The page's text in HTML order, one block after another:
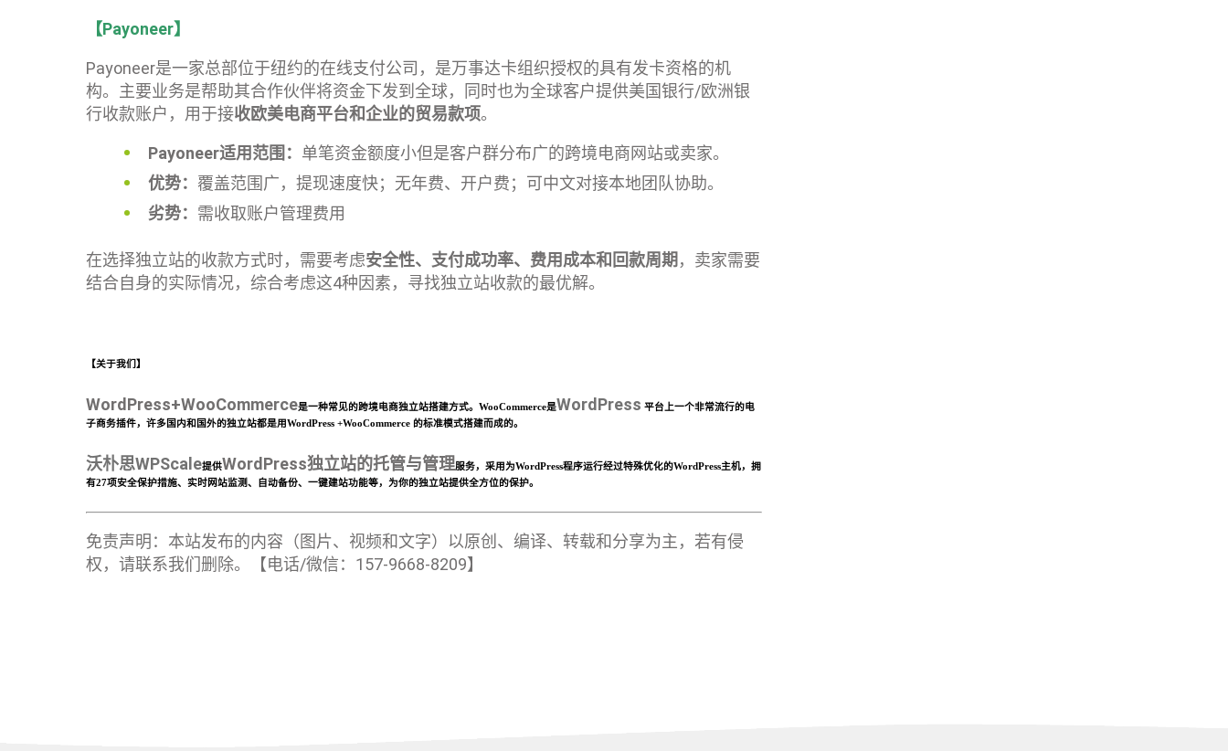
【Payoneer】
Payoneer是一家总部位于纽约的在线支付公司，是万事达卡组织授权的具有发卡资格的机
构。主要业务是帮助其合作伙伴将资金下发到全球，同时也为全球客户提供美国银行/欧洲银
行收款账户，用于接收欧美电商平台和企业的贸易款项。
Payoneer适用范围： 单笔资金额度小但是客户群分布广的跨境电商网站或卖家。
优势： 覆盖范围广，提现速度快；无年费、开户费；可中文对接本地团队协助。
劣势： 需收取账户管理费用
在选择独立站的收款方式时，需要考虑安全性、支付成功率、费用成本和回款周期 ，卖家需要
结合自身的实际情况，综合考虑这4种因素，寻找独立站收款的最优解。
【关于我们】
WordPress+WooCommerce是一种常见的跨境电商独立站搭建方式。WooCommerce是WordPress 平台上一个非常流行的电
子商务插件，许多国内和国外的独立站都是用WordPress +WooCommerce 的标准模式搭建而成的。
沃朴思WPScale提供WordPress独立站的托管与管理服务，采用为WordPress程序运行经过特殊优化的WordPress主机，拥
有27项安全保护措施、实时网站监测、自动备份、一键建站功能等，为你的独立站提供全方位的保护。
免责声明：本站发布的内容（图片、视频和文字）以原创、编译、转载和分享为主，若有侵
权，请联系我们删除。【电话/微信：157-9668-8209】